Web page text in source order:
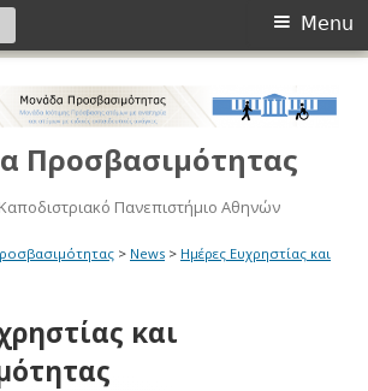
Προσβασιμότητας
Πανεπιστήμιο Αθηνών
Menu
Αναζήτηση
> News > Ημέρες Ευχρηστίας και
και